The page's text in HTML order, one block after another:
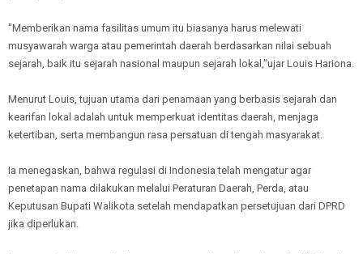
"Memberikan nama fasilitas umum itu biasanya harus melewati
musyawarah warga atau pemerintah daerah berdasarkan nilai sebuah
sejarah, baik itu sejarah nasional maupun sejarah lokal,"ujar Louis Hariona.
Menurut Louis, tujuan utama dari penamaan yang berbasis sejarah dan
kearifan lokal adalah untuk memperkuat identitas daerah, menjaga
ketertiban, serta membangun rasa persatuan di tengah masyarakat.
Ia menegaskan, bahwa regulasi di Indonesia telah mengatur agar
penetapan nama dilakukan melalui Peraturan Daerah, Perda, atau
Keputusan Bupati Walikota setelah mendapatkan persetujuan dari DPRD
jika diperlukan.